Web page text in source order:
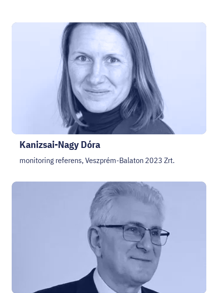
HELLOVEB PROGRAMAJÁNLÓ
InstagramYouTubeTwitter
Kanizsai-Nagy Dóra
monitoring referens, Veszprém-Balaton 2023 Zrt.